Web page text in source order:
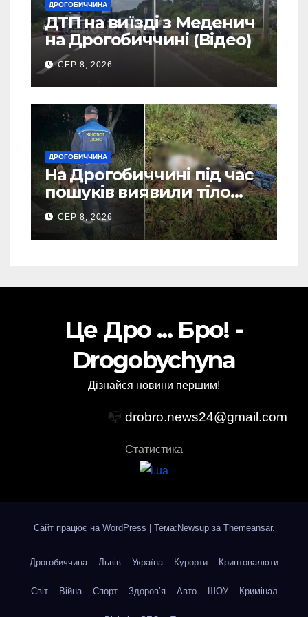
ДРОГОБИЧЧИНА
ДТП на виїзді з Меденич
на Дрогобиччині (Відео)
СЕР 8, 2026
ДРОГОБИЧЧИНА
На Дрогобиччині під час
пошуків виявили тіло
зниклого чоловіка (Фото)
СЕР 8, 2026
Це Дро ... Бро! -
Drogobychyna
Дізнайся новини першим!
📭 drobro.news24@gmail.com
Статистика
Сайт працює на WordPress Тема:Newsup за Themeansar.
Дрогобиччина Львів Україна Курорти Криптовалюти
Світ Війна Спорт Здоров’я Авто ШОУ Кримінал